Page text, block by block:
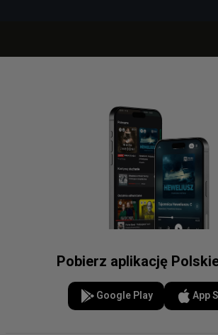
Pobierz aplikację
Google Play App